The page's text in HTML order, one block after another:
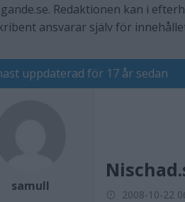
Redaktionen kan i
ansvarar själv för
uppdaterad för 17 år sedan
samull
2008-10-22